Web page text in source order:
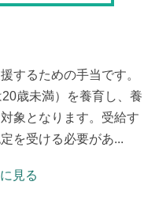
するための手当です。
歳未満）を養育し、養
象となります。受給す
を受ける必要があ...
見る